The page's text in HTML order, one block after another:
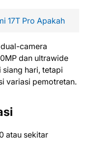
17T Pro Apakah
camera
dan ultrawide
siang hari, tetapi
variasi pemotretan.
atau sekitar